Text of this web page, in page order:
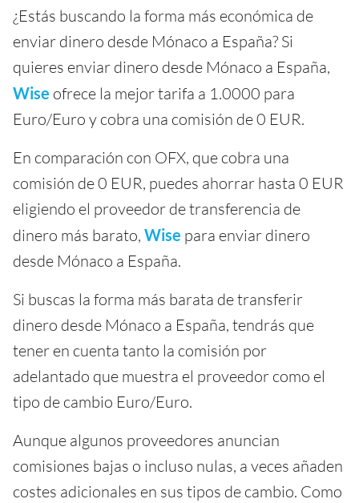
¿Estás buscando la forma más económica de
enviar dinero desde Mónaco a España? Si
quieres enviar dinero desde Mónaco a España,
Wise ofrece la mejor tarifa a 1.0000 para
Euro/Euro y cobra una comisión de 0 EUR.
En comparación con OFX, que cobra una
comisión de 0 EUR, puedes ahorrar hasta 0 EUR
eligiendo el proveedor de transferencia de
dinero más barato, Wise para enviar dinero
desde Mónaco a España.
Si buscas la forma más barata de transferir
dinero desde Mónaco a España, tendrás que
tener en cuenta tanto la comisión por
adelantado que muestra el proveedor como el
tipo de cambio Euro/Euro.
Aunque algunos proveedores anuncian
comisiones bajas o incluso nulas, a veces añaden
costes adicionales en sus tipos de cambio. Como